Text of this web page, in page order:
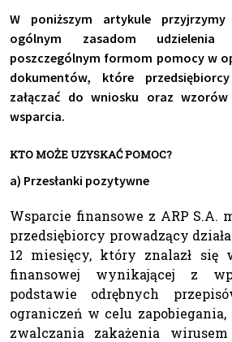
W poniższym artykule
ogólnym zasadom
poszczególnym formom pomocy w
dokumentów, które
załączać do wniosku oraz
wsparcia.
KTO MOŻE UZYSKAĆ POMOC?
a) Przesłanki pozytywne
Wsparcie finansowe z ARP S.A.
przedsiębiorcy prowadzący
12 miesięcy, który znalazł się
finansowej wynikającej z
podstawie odrębnych
ograniczeń w celu
zwalczania zakażenia wirusem